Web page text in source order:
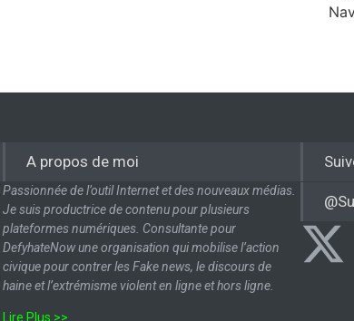
A propos de moi
Passionnée de l’outil Internet et des nouveaux médias.
Je suis productrice de contenu pour plusieurs
plateformes numériques. Consultante pour
DefyhateNow une organisation qui mobilise l’action
civique pour contrer les Fake news, le discours de
haine et l’extrémisme violent en ligne et hors ligne.
Lire Plus >>